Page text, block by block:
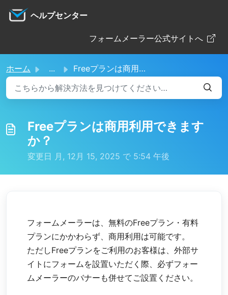
ヘルプセンター
フォームメーラー公式サイトへ
ホーム ... Freeプランは商用利用できますか？
Freeプランは商用利用できます
か？
変更日 月, 12月 15, 2025 で 5:54 午後
フォームメーラーは、無料のFreeプラン・有料
プランにかかわらず、商用利用は可能です。
ただしFreeプランをご利用のお客様は、外部サ
イトにフォームを設置いただく際、必ずフォー
ムメーラーのバナーも併せてご設置ください。